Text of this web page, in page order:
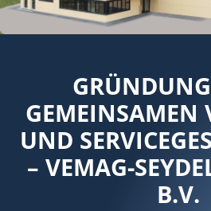
GEMEINSAMEN
UND
– VEMAG-
B.V.